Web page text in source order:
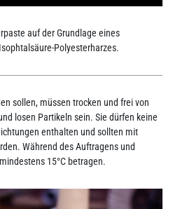
auf der Grundlage eines
Polyesterharzes.
sollen, müssen trocken und frei von
losen Partikeln sein. Sie dürfen keine
enthalten und sollten mit
Während des Auftragens und
15°C betragen.